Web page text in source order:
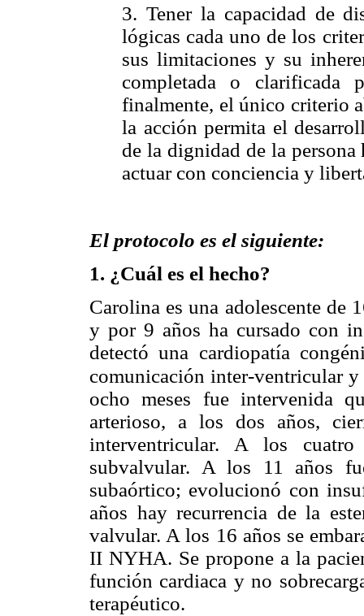
3. Tener la capacidad de
lógicas cada uno de los
sus limitaciones y su
completada o clarificada
finalmente, el único criterio
la acción permita el
de la dignidad de la persona
actuar con conciencia y
El protocolo es el siguiente:
1. ¿Cuál es el hecho?
Carolina es una adolescente de
y por 9 años ha cursado con
detectó una cardiopatía
comunicación inter-ventricular
ocho meses fue intervenida
arterioso, a los dos años,
interventricular. A los
subvalvular. A los 11 años
subaórtico; evolucionó con
años hay recurrencia de la
valvular. A los 16 años se
II NYHA. Se propone a la
función cardiaca y no
terapéutico.